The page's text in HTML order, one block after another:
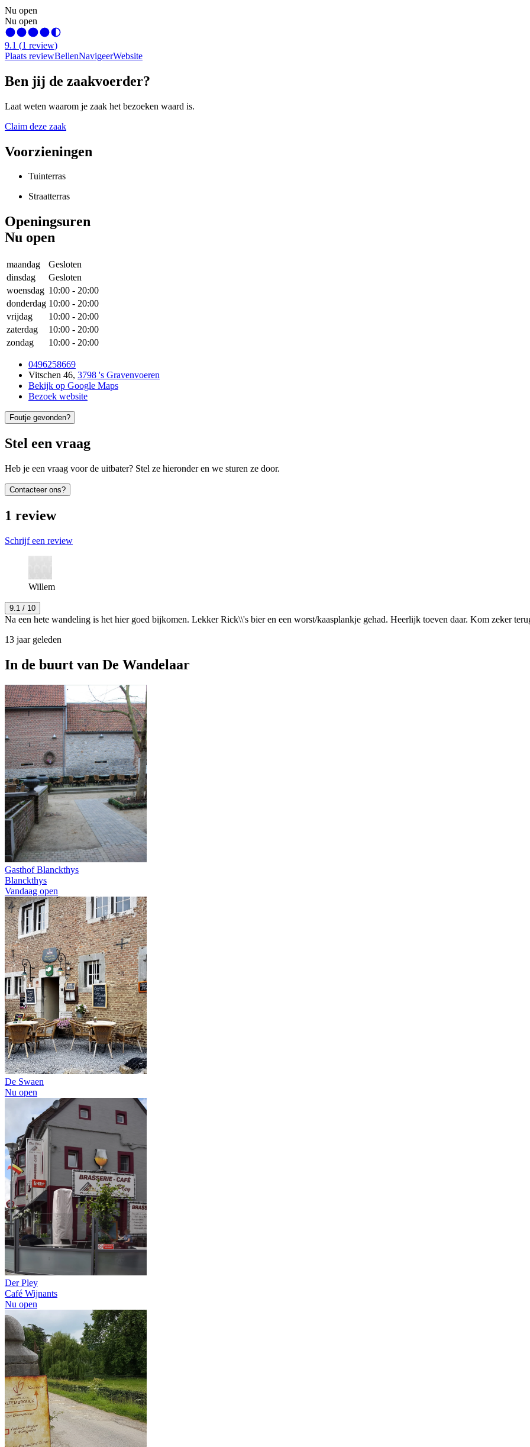
Nu open
Nu open
9.1 (1 review)
Plaats reviewBellenNavigeerWebsite
Ben jij de zaakvoerder?
Laat weten waarom je zaak het bezoeken waard is.
Claim deze zaak
Voorzieningen
Tuinterras
Straatterras
Openingsuren
Nu open
maandag
Gesloten
dinsdag
Gesloten
woensdag 10:00 - 20:00
donderdag 10:00 - 20:00
vrijdag
10:00 - 20:00
zaterdag
10:00 - 20:00
zondag
10:00 - 20:00
0496258669
Vitschen 46, 3798 's Gravenvoeren
Bekijk op Google Maps
Bezoek website
Foutje gevonden?
Stel een vraag
Heb je een vraag voor de uitbater? Stel ze hieronder en we sturen ze door.
Contacteer ons?
1 review
Schrijf een review
Willem
9.1 / 10
Na een hete wandeling is het hier goed bijkomen. Lekker Rick\\'s bier en een worst/kaasplankje gehad. Heerlijk toeven daar. Kom zeker
13 jaar geleden
In de buurt van De Wandelaar
Gasthof Blanckthys
Blanckthys
Vandaag open
De Swaen
Nu open
Der Pley
Café Wijnants
Nu open